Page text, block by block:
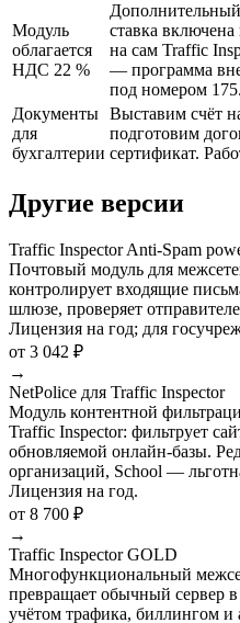
Модуль
облагается
НДС 22 %
ставка
на сам Traffic
— программа
под номером 175.
Документы
для
бухгалтерии
Выставим счёт
подготовим
сертификат.
Другие версии
Traffic Inspector Anti-Spam
Почтовый модуль для
контролирует входящие
шлюзе, проверяет
Лицензия на год; для
от 3 042 ₽
→
NetPolice для Traffic Inspector
Модуль контентной
Traffic Inspector: фильтрует
обновляемой онлайн-базы.
организаций, School —
Лицензия на год.
от 8 700 ₽
→
Traffic Inspector GOLD
Многофункциональный
превращает обычный сервер
учётом трафика, биллингом и